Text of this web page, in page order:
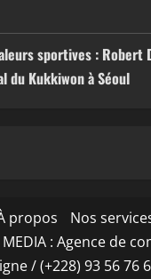
sportives : Robert
du Kukkiwon à Séoul
propos Nos
MEDIA : Agence de
/ (+228) 93 56 76